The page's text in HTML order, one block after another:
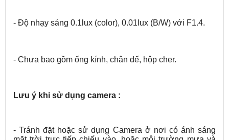
- Độ nhạy sáng 0.1lux (color), 0.01lux (B/W) với F1.4.
- Chưa bao gồm ống kính, chân đế, hộp cher.
Lưu ý khi sử dụng camera :
- Tránh đặt hoặc sử dụng Camera ở nơi có ánh sáng